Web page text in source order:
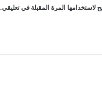
لاستخدامها المرة المقبلة في تعليقي.